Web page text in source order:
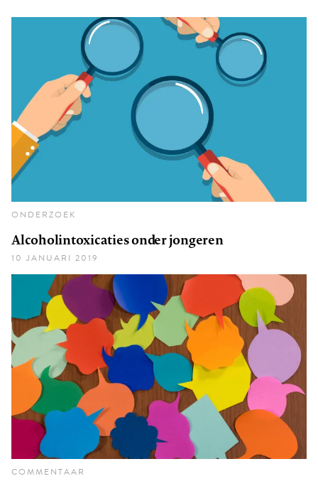
ONDERZOEK
Alcoholintoxicaties onder jongeren
10 JANUARI 2019
COMMENTAAR